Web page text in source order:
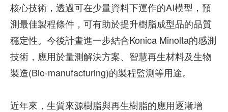
核心技術，透過可在少量資料下運作的AI模型，預
測最佳製程條件，可有助於提升樹脂成型品的品質
穩定性。今後計畫進一步結合Konica Minolta的感測
技術，應用於量測解決方案、智慧再生材料及生物
製造(Bio-manufacturing)的製程監測等用途。
近年來，生質來源樹脂與再生樹脂的應用逐漸增